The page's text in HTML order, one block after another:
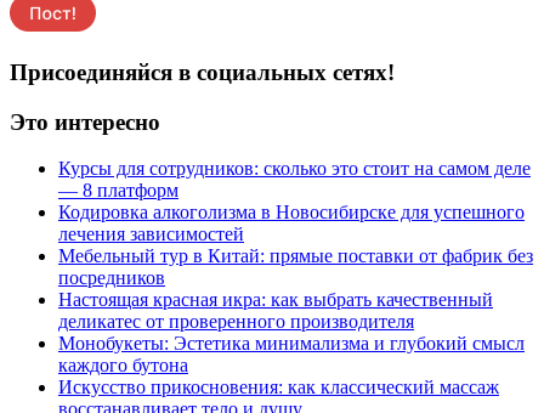
Присоединяйся в социальных сетях!
Это интересно
Курсы для сотрудников: сколько это стоит на самом деле
— 8 платформ
Кодировка алкоголизма в Новосибирске для успешного
лечения зависимостей
Мебельный тур в Китай: прямые поставки от фабрик без
посредников
Настоящая красная икра: как выбрать качественный
деликатес от проверенного производителя
Монобукеты: Эстетика минимализма и глубокий смысл
каждого бутона
Искусство прикосновения: как классический массаж